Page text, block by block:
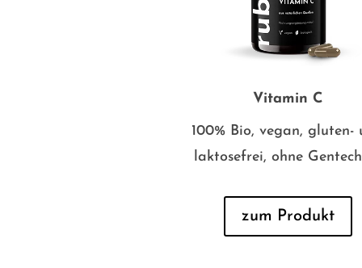
Vitamin C
100% Bio, vegan, gluten-
laktosefrei, ohne
zum Produkt